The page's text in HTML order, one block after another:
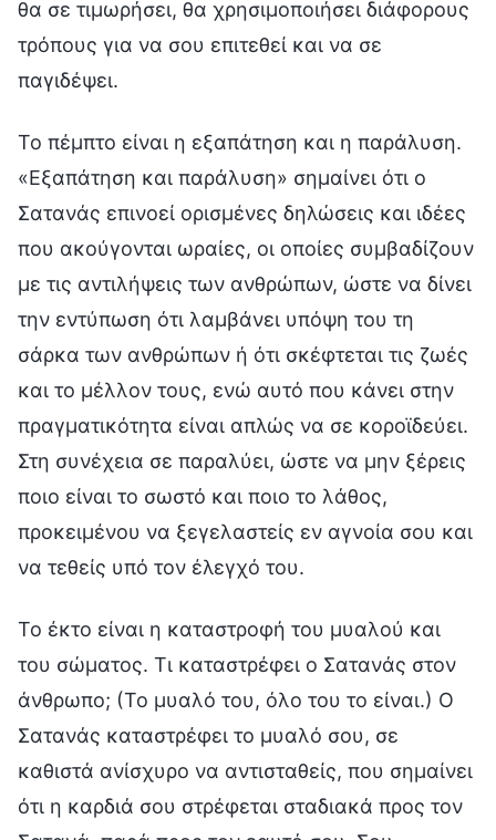
θα σε τιμωρήσει, θα χρησιμοποιήσει διάφορους
τρόπους για να σου επιτεθεί και να σε
παγιδέψει.
Το πέμπτο είναι η εξαπάτηση και η παράλυση.
«Εξαπάτηση και παράλυση» σημαίνει ότι ο
Σατανάς επινοεί ορισμένες δηλώσεις και ιδέες
που ακούγονται ωραίες, οι οποίες συμβαδίζουν
με τις αντιλήψεις των ανθρώπων, ώστε να δίνει
την εντύπωση ότι λαμβάνει υπόψη του τη
σάρκα των ανθρώπων ή ότι σκέφτεται τις ζωές
και το μέλλον τους, ενώ αυτό που κάνει στην
πραγματικότητα είναι απλώς να σε κοροϊδεύει.
Στη συνέχεια σε παραλύει, ώστε να μην ξέρεις
ποιο είναι το σωστό και ποιο το λάθος,
προκειμένου να ξεγελαστείς εν αγνοία σου και
να τεθείς υπό τον έλεγχό του.
Το έκτο είναι η καταστροφή του μυαλού και
του σώματος. Τι καταστρέφει ο Σατανάς στον
άνθρωπο; (Το μυαλό του, όλο του το είναι.) Ο
Σατανάς καταστρέφει το μυαλό σου, σε
καθιστά ανίσχυρο να αντισταθείς, που σημαίνει
ότι η καρδιά σου στρέφεται σταδιακά προς τον